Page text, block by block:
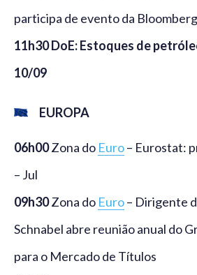
participa de evento da Bloomberg
11h30 DoE: Estoques de
10/09
EUROPA
06h00Zona do Euro– Eurostat:
– Jul
09h30Zona do Euro– Dirigente
Schnabel abre reunião anual do
para o Mercado de Títulos